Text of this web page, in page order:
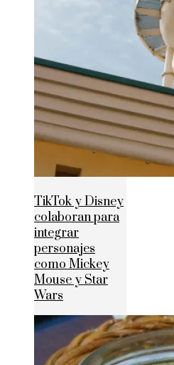
TikTok y Disney
colaboran para
integrar
personajes
como Mickey
Mouse y Star
Wars